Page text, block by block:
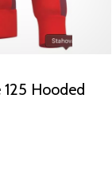
Hooded